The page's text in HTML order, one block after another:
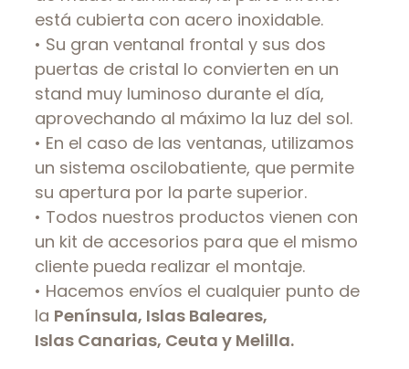
está cubierta con acero inoxidable.
• Su gran ventanal frontal y sus dos
puertas de cristal lo convierten en un
stand muy luminoso durante el día,
aprovechando al máximo la luz del sol.
• En el caso de las ventanas, utilizamos
un sistema oscilobatiente, que permite
su apertura por la parte superior.
• Todos nuestros productos vienen con
un kit de accesorios para que el mismo
cliente pueda realizar el montaje.
• Hacemos envíos el cualquier punto de
la Península, Islas Baleares,
Islas Canarias, Ceuta y Melilla.